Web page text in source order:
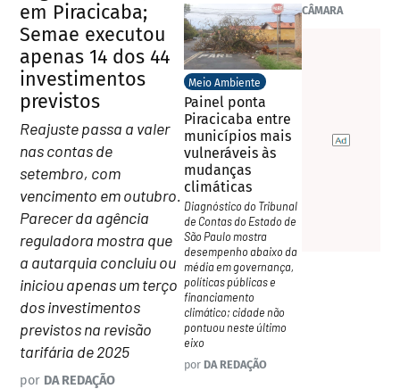
em Piracicaba;
Semae executou
apenas 14 dos 44
investimentos
previstos
Reajuste passa a valer
nas contas de
setembro, com
vencimento em outubro.
Parecer da agência
reguladora mostra que
a autarquia concluiu ou
iniciou apenas um terço
dos investimentos
previstos na revisão
tarifária de 2025
por DA REDAÇÃO
Meio Ambiente
Painel ponta
Piracicaba entre
municípios mais
vulneráveis às
mudanças
climáticas
Diagnóstico do Tribunal
de Contas do Estado de
São Paulo mostra
desempenho abaixo da
média em governança,
políticas públicas e
financiamento
climático; cidade não
pontuou neste último
eixo
por DA REDAÇÃO
CÂMARA